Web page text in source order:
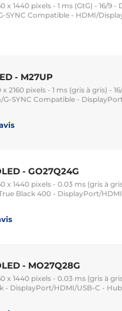
x 1440 pixels - 1 ms (GtG) - 16/9 -
SYNC Compatible - HDMI/
- M27UP
2160 pixels - 1 ms (gris à gris) -
SYNC Compatible -
- GO27Q24G
x 1440 pixels - 0.03 ms (gris à
Black 400 - DisplayPort/
- MO27Q28G
x 1440 pixels - 0.03 ms (gris à
- DisplayPort/HDMI/USB-C -